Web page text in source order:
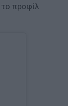
το προφίλ